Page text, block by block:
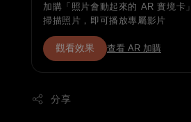
加購「照片會動起來的 AR 實境卡」
掃描照片，即可播放專屬影片
觀看效果 查看 AR 加購
分享